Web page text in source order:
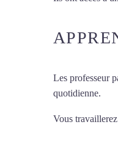
Les professeur
quotidienne.
Vous